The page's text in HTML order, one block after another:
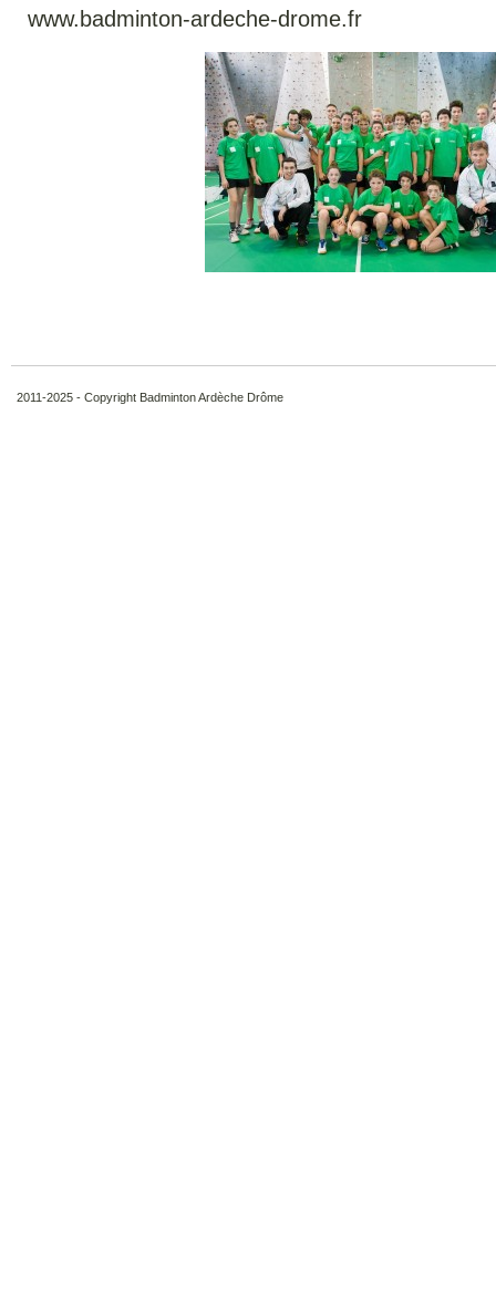
www.badminton-ardeche-drome.fr
2011-2025 - Copyright Badminton Ardèche Drôme